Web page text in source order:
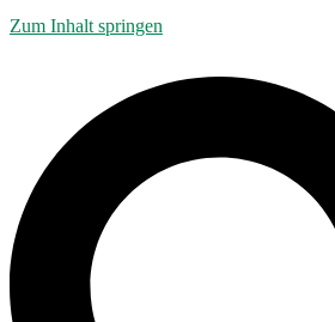
Zum Inhalt springen